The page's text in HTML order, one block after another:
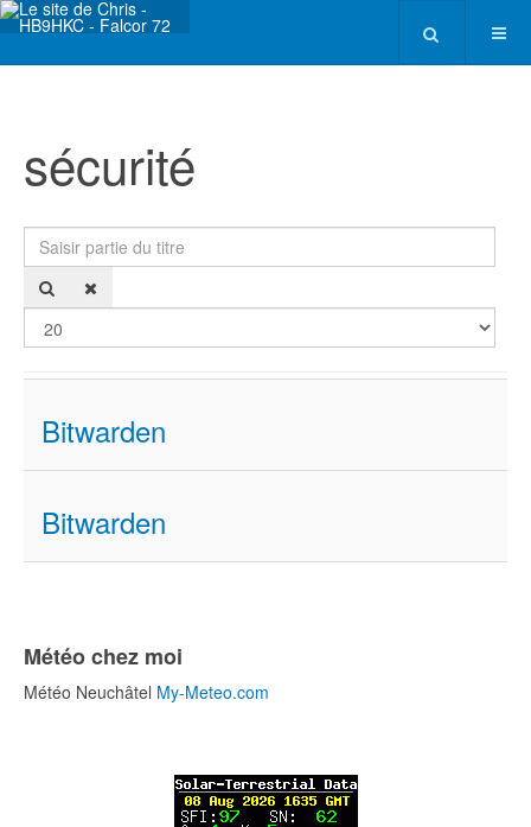
sécurité
Saisir partie du titre
Bitwarden
Bitwarden
Météo chez moi
Météo Neuchâtel My-Meteo.com